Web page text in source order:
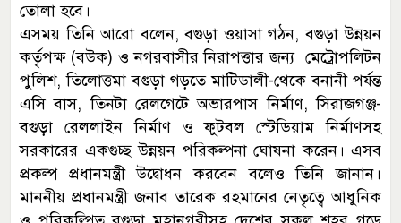
তোলা হবে।
এসময় তিনি আরো বলেন, বগুড়া ওয়াসা গঠন, বগুড়া উন্নয়ন
কর্তৃপক্ষ (বউক) ও নগরবাসীর নিরাপত্তার জন্য মেট্রোপলিটন
পুলিশ, তিলোত্তমা বগুড়া গড়তে মাটিডালী-থেকে বনানী পর্যন্ত
এসি বাস, তিনটা রেলগেটে অভারপাস নির্মাণ, সিরাজগঞ্জ-
বগুড়া রেললাইন নির্মাণ ও ফুটবল স্টেডিয়াম নির্মাণসহ
সরকারের একগুচ্ছ উন্নয়ন পরিকল্পনা ঘোষনা করেন। এসব
প্রকল্প প্রধানমন্ত্রী উদ্বোধন করবেন বলেও তিনি জানান।
মাননীয় প্রধানমন্ত্রী জনাব তারেক রহমানের নেতৃত্বে আধুনিক